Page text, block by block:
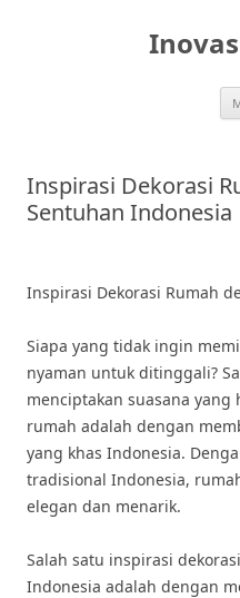
Inspirasi Dekorasi
Sentuhan Indonesia
Inspirasi Dekorasi Rumah
Siapa yang tidak ingin
nyaman untuk ditinggali?
menciptakan suasana
rumah adalah dengan
yang khas Indonesia.
tradisional Indonesia,
elegan dan menarik.
Salah satu inspirasi
Indonesia adalah dengan